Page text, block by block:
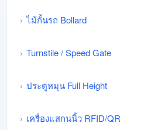
ไม้กั้นรถ Bollard
Turnstile / Speed Gate
ประตูหมุน Full Height
เครื่องแสกนนิ้ว RFID/QR